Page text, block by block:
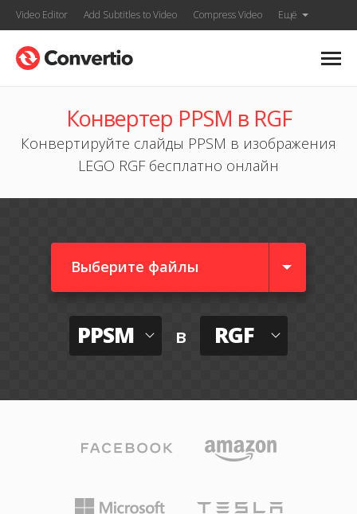
Video Editor Add Subtitles to Video Compress Video Ещё
Конвертер PPSM в RGF
Конвертируйте слайды PPSM в изображения
LEGO RGF бесплатно онлайн
Выберите файлы
PPSM в RGF